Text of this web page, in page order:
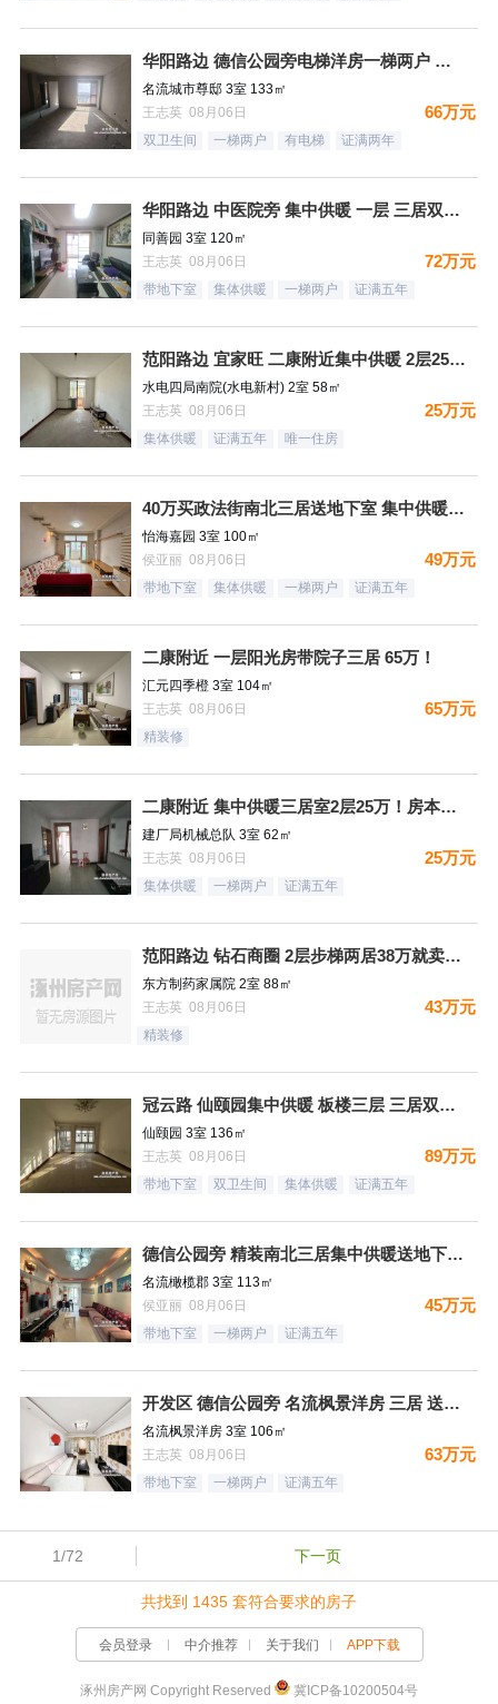
华阳路边 德信公园旁电梯洋房一梯两户 三居双卫 66万！
名流城市尊邸 3室 133㎡
王志英 08月06日
66万元
双卫生间 一梯两户 有电梯 证满两年
华阳路边 中医院旁 集中供暖 一层 三居双卫72万
同善园 3室 120㎡
王志英 08月06日
72万元
带地下室 集体供暖 一梯两户 证满五年
范阳路边 宜家旺 二康附近集中供暖 2层25万！
水电四局南院(水电新村) 2室 58㎡
王志英 08月06日
25万元
集体供暖 证满五年 唯一住房
40万买政法街南北三居送地下室 集中供暖税费低
怡海嘉园 3室 100㎡
侯亚丽 08月06日
49万元
带地下室 集体供暖 一梯两户 证满五年
二康附近 一层阳光房带院子三居 65万！
汇元四季橙 3室 104㎡
王志英 08月06日
65万元
精装修
二康附近 集中供暖三居室2层25万！房本满五过户费少！
建厂局机械总队 3室 62㎡
王志英 08月06日
25万元
集体供暖 一梯两户 证满五年
范阳路边 钻石商圈 2层步梯两居38万就卖哦！
东方制药家属院 2室 88㎡
王志英 08月06日
43万元
精装修
冠云路 仙颐园集中供暖 板楼三层 三居双卫 集中供暖 ！送地
仙颐园 3室 136㎡
王志英 08月06日
89万元
带地下室 双卫生间 集体供暖 证满五年
德信公园旁 精装南北三居集中供暖送地下室 税费低
名流橄榄郡 3室 113㎡
侯亚丽 08月06日
45万元
带地下室 一梯两户 证满五年
开发区 德信公园旁 名流枫景洋房 三居 送地下室
名流枫景洋房 3室 106㎡
王志英 08月06日
63万元
带地下室 一梯两户 证满五年
1/72 下一页
共找到 1435 套符合要求的房子
会员登录 中介推荐 关于我们 APP下载
涿州房产网 Copyright Reserved 冀ICP备10200504号